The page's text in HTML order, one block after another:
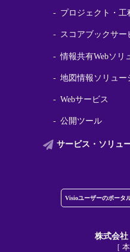
プロジェクト・工
スコアブックサー
情報共有Webソリ
地図情報ソリュー
Webサービス
公開ツール
サービス・ソリュ
株式会
［